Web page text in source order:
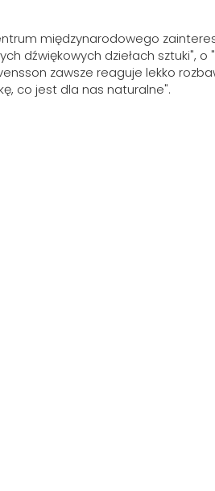
międzynarodowego
dźwiękowych dziełach sztuki", o
zawsze reaguje lekko
co jest dla nas naturalne".